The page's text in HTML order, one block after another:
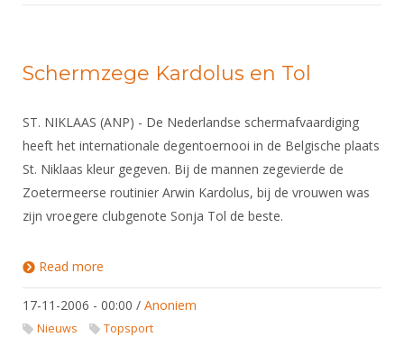
Schermzege Kardolus en Tol
ST. NIKLAAS (ANP) - De Nederlandse schermafvaardiging
heeft het internationale degentoernooi in de Belgische plaats
St. Niklaas kleur gegeven. Bij de mannen zegevierde de
Zoetermeerse routinier Arwin Kardolus, bij de vrouwen was
zijn vroegere clubgenote Sonja Tol de beste.
Read more
17-11-2006 - 00:00 / Anoniem
Nieuws Topsport